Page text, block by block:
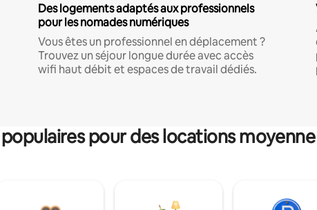
Des logements adaptés aux professionnels
pour les nomades numériques
Vous êtes un professionnel en déplacement ?
Trouvez un séjour longue durée avec accès
wifi haut débit et espaces de travail dédiés.
pour des locations